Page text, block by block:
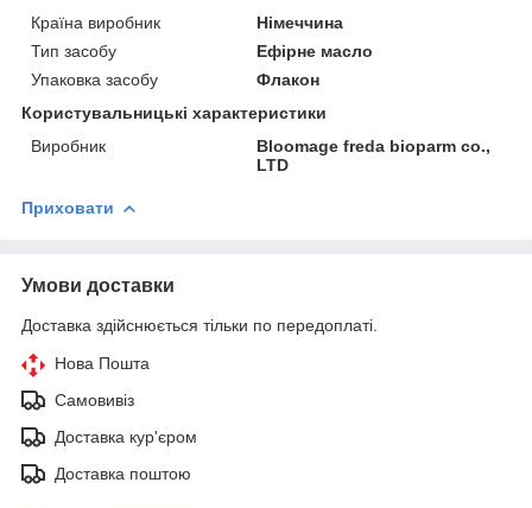
Країна виробник
Німеччина
Тип засобу
Ефірне масло
Упаковка засобу
Флакон
Користувальницькі характеристики
Виробник
Bloomage freda bioparm co.,
LTD
Приховати
Умови доставки
Доставка здійснюється тільки по передоплаті.
Нова Пошта
Самовивіз
Доставка кур'єром
Доставка поштою